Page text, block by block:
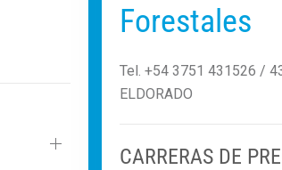
Forestales
Tel. +54 3751 431526 /
ELDORADO
CARRERAS DE